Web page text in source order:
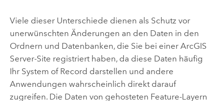
Viele dieser Unterschiede dienen als Schutz vor
unerwünschten Änderungen an den Daten in den
Ordnern und Datenbanken, die Sie bei einer ArcGIS
Server-Site registriert haben, da diese Daten häufig
Ihr System of Record darstellen und andere
Anwendungen wahrscheinlich direkt darauf
zugreifen. Die Daten von gehosteten Feature-Layern